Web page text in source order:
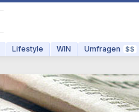
Lifestyle WIN Umfragen $$